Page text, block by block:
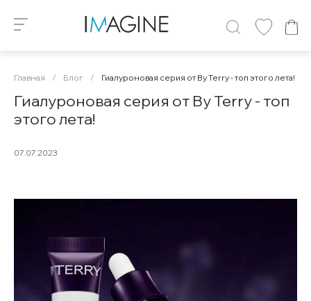
Главная / Блог / Гиалуроновая серия от By Terry - топ этого лета!
Гиалуроновая серия от By Terry - топ
этого лета!
07.07.2023